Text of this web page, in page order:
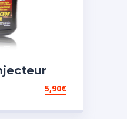
5,90€